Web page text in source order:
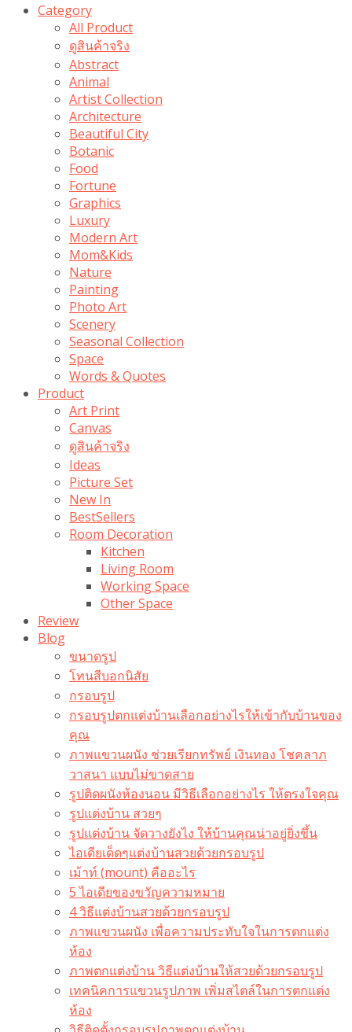
Category
All Product
ดูสินค้าจริง
Abstract
Animal
Artist Collection
Architecture
Beautiful City
Botanic
Food
Fortune
Graphics
Luxury
Modern Art
Mom&Kids
Nature
Painting
Photo Art
Scenery
Seasonal Collection
Space
Words & Quotes
Product
Art Print
Canvas
ดูสินค้าจริง
Ideas
Picture Set
New In
BestSellers
Room Decoration
Kitchen
Living Room
Working Space
Other Space
Review
Blog
ขนาดรูป
โทนสีบอกนิสัย
กรอบรูป
กรอบรูปตกแต่งบ้านเลือกอย่างไรให้เข้ากับบ้านของ
คุณ
ภาพแขวนผนัง ช่วยเรียกทรัพย์ เงินทอง โชคลาภ
วาสนา แบบไม่ขาดสาย
รูปติดผนังห้องนอน มีวิธีเลือกอย่างไร ให้ตรงใจคุณ
รูปแต่งบ้าน สวยๆ
รูปแต่งบ้าน จัดวางยังไง ให้บ้านคุณน่าอยู่ยิ่งขึ้น
ไอเดียเด็ดๆแต่งบ้านสวยด้วยกรอบรูป
เม้าท์ (mount) คืออะไร​
5 ไอเดียของขวัญความหมาย
4 วิธีแต่งบ้านสวยด้วยกรอบรูป
ภาพแขวนผนัง เพื่อความประทับใจในการตกแต่ง
ห้อง
ภาพตกแต่งบ้าน วิธีแต่งบ้านให้สวยด้วยกรอบรูป
เทคนิคการแขวนรูปภาพ เพิ่มสไตล์ในการตกแต่ง
ห้อง